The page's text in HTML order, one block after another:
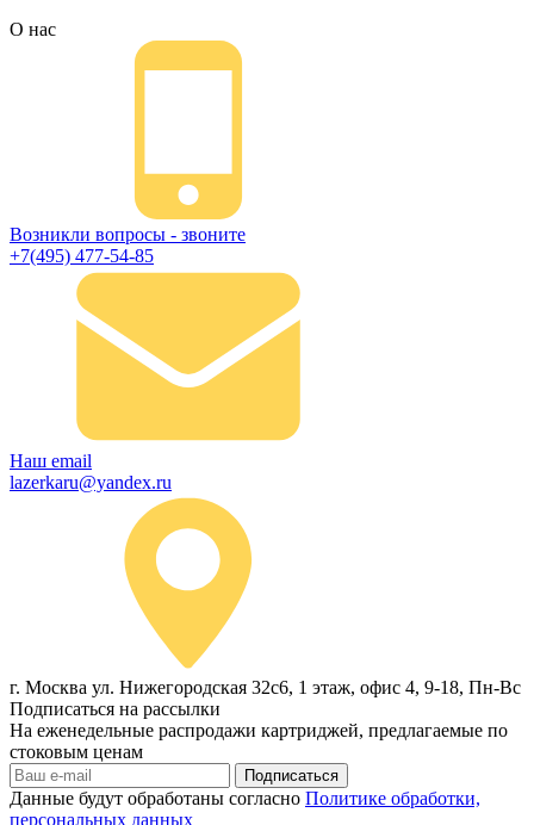
О нас
Возникли вопросы - звоните
+7(495) 477-54-85
Наш email
lazerkaru@yandex.ru
г. Москва ул. Нижегородская 32с6, 1 этаж, офис 4, 9-18, Пн-Вс
Подписаться на рассылки
На еженедельные распродажи картриджей, предлагаемые по
стоковым ценам
Подписаться
Данные будут обработаны согласно Политике обработки,
персональных данных